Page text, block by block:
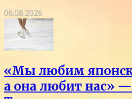
06.08.2026
«Мы любим
а она любит нас»